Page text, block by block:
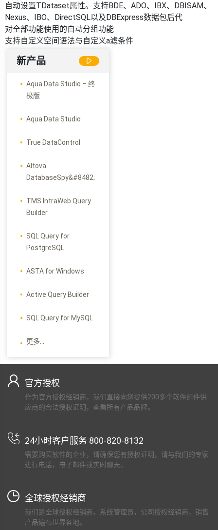
自动设置TDataset属性。支持BDE、ADO、IBX、DBISAM、
Nexus、IBO、DirectSQL以及DBExpress数据包后代
对全部功能使用的自动分组功能
支持自定义空间语法与自定义a滤条件
新产品
Aqua Data Studio – 终
极版
Aqua Data Studio
True DataControl
Altova
DatabaseSpy&#8482;
TMS IntraWeb Query
Builder
SQL Query for
PostgreSQL
ASTA for Windows
Active Query Builder
SQL Query for MySQL
更多...
官方授权
作为官方授权经销商，我们直接向您提供200多个软件组件供
应商的合法授权证明，查看所有产品品牌。
24小时客户服务 800-820-8132
需要购买软件的企业，请确保您有授权证明，请与我们的专家
进行电话，电子邮件或实时聊天。
全球授权经销商
我们是全球授权经销商，系统管理员，公司授权经销商，销售
产品遍布世界各地。